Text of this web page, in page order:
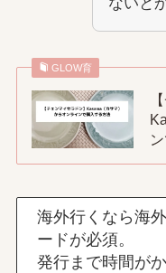
GLOW育
海外行くなら海
ードが必須。
発行まで時間が